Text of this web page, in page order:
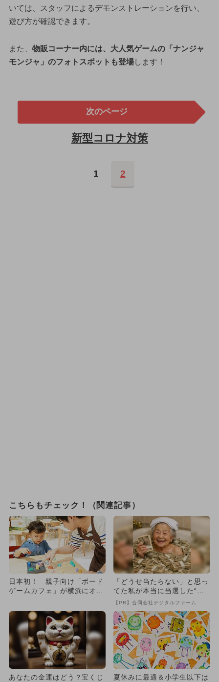
いては、スタッフによるデモンストレーションを行い、
遊び方が確認できます。
また、 物販コーナー内には、大人気ゲームの「ナンジャ
モンジャ」のフォトスポットも登場します！
次のページ
新型コロナ対策
1 2
こちらもチェック！（関連記事）
日本初！ 親子向け「ボード
ゲームカフェ」が横浜にオー
「どうせ当たらない」と思っ
てた私が本当に当選した“買
い方”がこれ
【PR】合同会社デジタルファーム
あなたの金運はどう？宝くじ 夏休みに最適＆小学生以下は